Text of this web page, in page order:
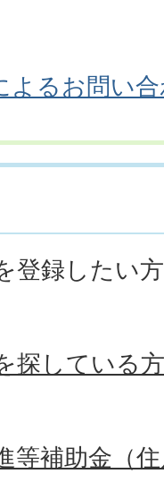
よるお問い
登録したい
探している
等補助金（